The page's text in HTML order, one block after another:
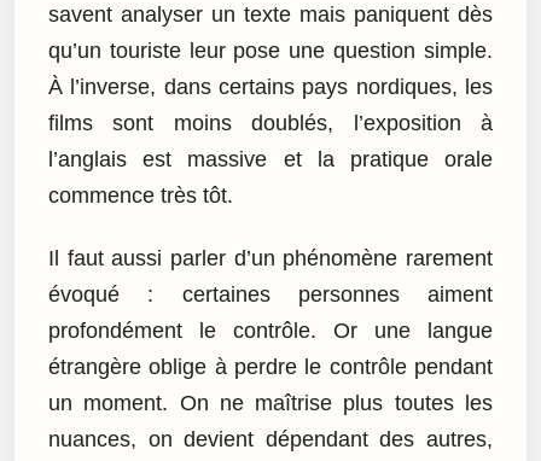
savent analyser un texte mais paniquent dès
qu’un touriste leur pose une question simple.
À l’inverse, dans certains pays nordiques, les
films sont moins doublés, l’exposition à
l’anglais est massive et la pratique orale
commence très tôt.
Il faut aussi parler d’un phénomène rarement
évoqué : certaines personnes aiment
profondément le contrôle. Or une langue
étrangère oblige à perdre le contrôle pendant
un moment. On ne maîtrise plus toutes les
nuances, on devient dépendant des autres,